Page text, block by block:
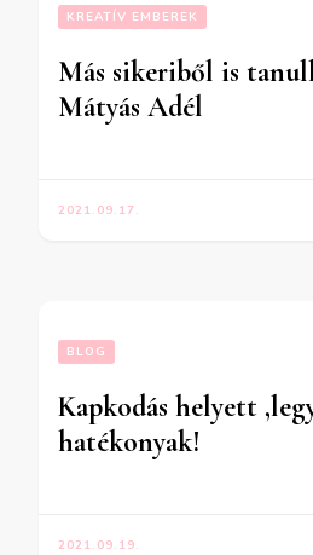
KREATÍV EMBEREK
Más sikeriből is
Mátyás Adél
2021.09.17.
BLOG
Kapkodás helyett
hatékonyak!
2021.09.19.